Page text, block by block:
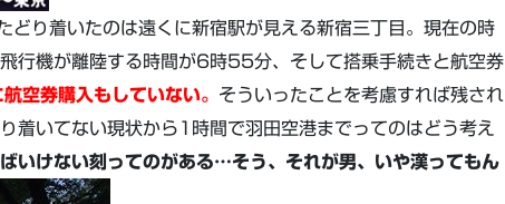
どり着いたのは遠くに新宿駅が見える新宿三丁目。現在の時
行機が離陸する時間が6時55分、そして搭乗手続きと航空券
空券購入もしていない。 そういったことを考慮すれば残され
着いてない現状から1時間で羽田空港までってのはどう考え
いけない刻ってのがある…そう、それが男、いや漢ってもん